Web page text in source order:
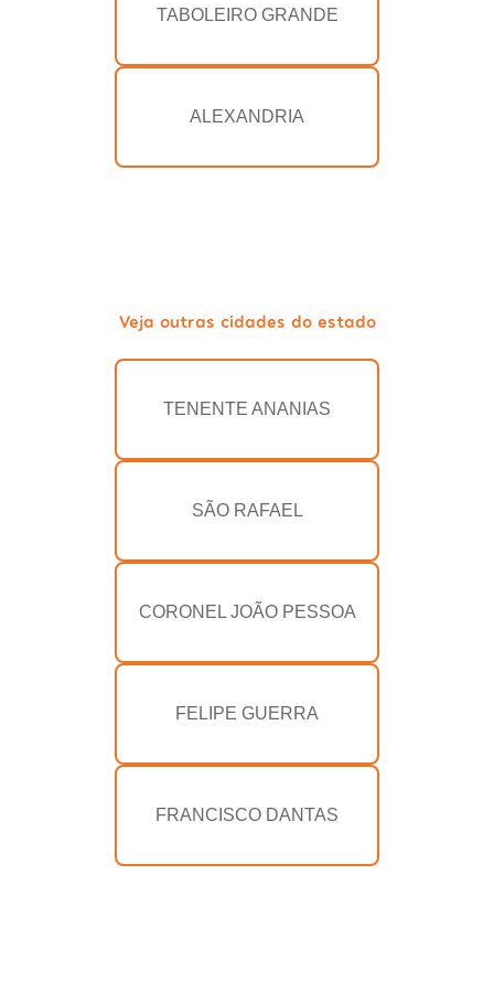
TABOLEIRO GRANDE
ALEXANDRIA
Veja outras cidades do estado
TENENTE ANANIAS
SÃO RAFAEL
CORONEL JOÃO PESSOA
FELIPE GUERRA
FRANCISCO DANTAS